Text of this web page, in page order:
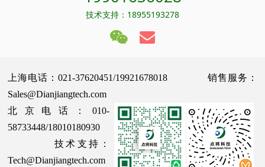
技术支持：18955193278
上海电话：021-37620451/19921678018 销售服务：
Sales@Dianjiangtech.com
北京电话：010-
58733448/18010180930
技术支持：
Tech@Dianjiangtech.com